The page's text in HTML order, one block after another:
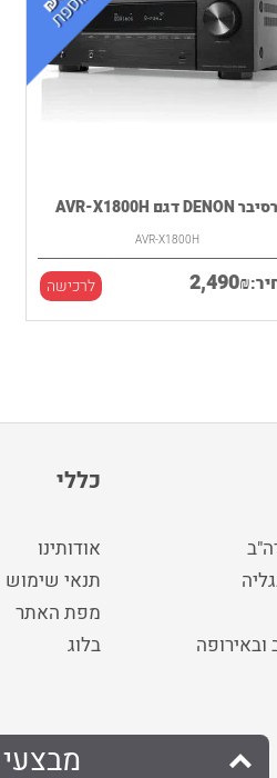
רסיבר DENON דגם AVR-X1800H
AVR-X1800H
2,490₪ לרכישה
כללי
אודותינו
תנאי שימוש
מפת האתר
בלוג
ובאירופה